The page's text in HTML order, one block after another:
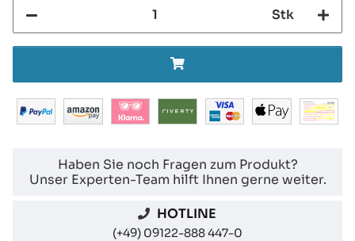
Stk
Haben Sie noch Fragen zum Produkt?
Unser Experten-Team hilft Ihnen gerne weiter.
HOTLINE
(+49) 09122-888 447-0